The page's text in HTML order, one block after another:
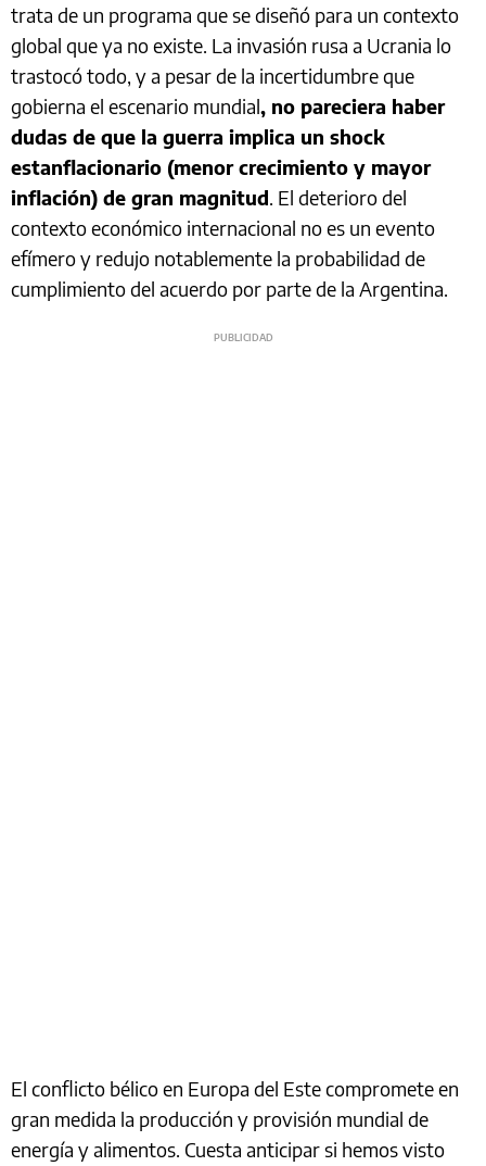
trata de un programa que se diseñó para un contexto
global que ya no existe. La invasión rusa a Ucrania lo
trastocó todo, y a pesar de la incertidumbre que
gobierna el escenario mundial, no pareciera haber
dudas de que la guerra implica un shock
estanflacionario (menor crecimiento y mayor
inflación) de gran magnitud. El deterioro del
contexto económico internacional no es un evento
efímero y redujo notablemente la probabilidad de
cumplimiento del acuerdo por parte de la Argentina.
El conflicto bélico en Europa del Este compromete en
gran medida la producción y provisión mundial de
energía y alimentos. Cuesta anticipar si hemos visto